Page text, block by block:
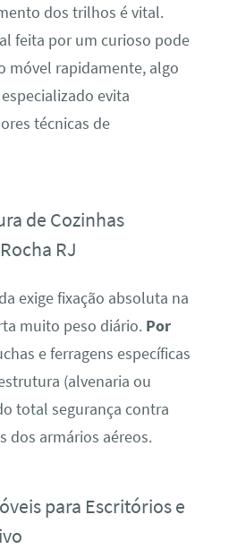
dos trilhos é vital.
feita por um curioso pode
móvel rapidamente, algo
evita
técnicas de
de Cozinhas
RJ
exige fixação absoluta na
muito peso diário. Por
e ferragens específicas
(alvenaria ou
total segurança contra
dos armários aéreos.
para Escritórios e